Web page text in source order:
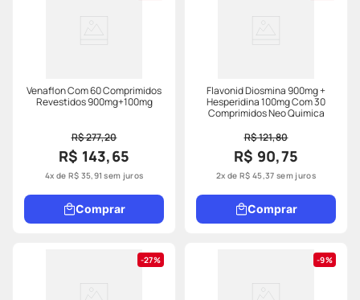
Venaflon Com 60 Comprimidos
Revestidos 900mg+100mg
R$ 277,20
R$ 143,65
4x de R$ 35,91 sem juros
Comprar
Flavonid Diosmina 900mg +
Hesperidina 100mg Com 30
Comprimidos Neo Quimica
R$ 121,80
R$ 90,75
2x deR$ 45,37 sem juros
Comprar
27% 9%